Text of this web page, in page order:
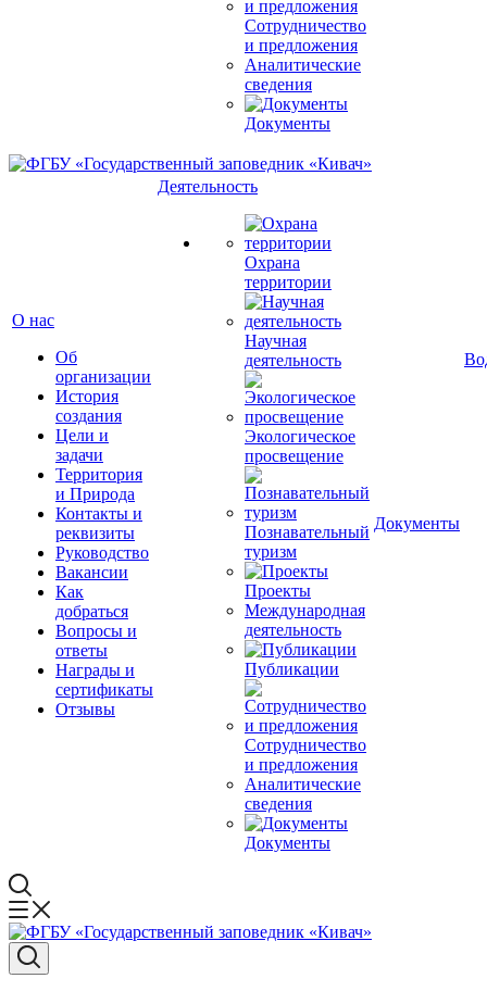
Сотрудничество
и предложения
Аналитические
сведения
Документы
О нас
Об
организации
История
создания
Цели и
задачи
Территория
и Природа
Контакты и
реквизиты
Руководство
Вакансии
Как
добраться
Вопросы и
ответы
Награды и
сертификаты
Отзывы
Деятельность
Охрана
территории
Научная
деятельность
Экологическое
просвещение
Познавательный
туризм
Проекты
Международная
деятельность
Публикации
Сотрудничество
и предложения
Аналитические
сведения
Документы
Документы